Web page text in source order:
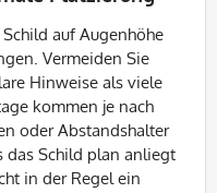
auf Augenhöhe
Vermeiden Sie
Hinweise als viele
kommen je nach
oder Abstandshalter
das Schild plan anliegt
in der Regel ein